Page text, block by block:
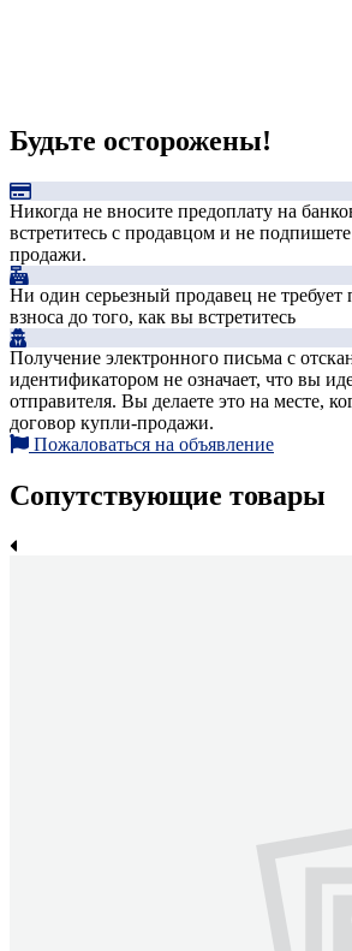
Будьте осторожены!
Никогда не вносите предоплату на
встретитесь с продавцом и не
продажи.
Ни один серьезный продавец не требует
взноса до того, как вы встретитесь
Получение электронного письма с
идентификатором не означает, что вы
отправителя. Вы делаете это на месте,
договор купли-продажи.
Пожаловаться на объявление
Сопутствующие товары